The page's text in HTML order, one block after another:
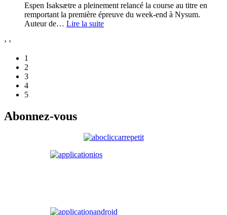
Espen Isaksætre a pleinement relancé la course au titre en
remportant la première épreuve du week-end à Nysum.
Auteur de… Lire la suite
› ‹
1
2
3
4
5
Abonnez-vous